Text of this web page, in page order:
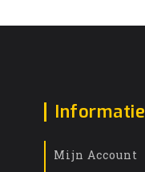
Informatie
Mijn Account